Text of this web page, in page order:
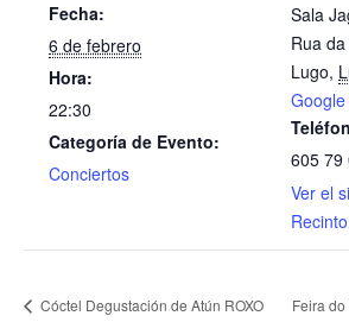
Fecha:
6 de febrero
Hora:
22:30
Categoría de Evento:
Conciertos
Sala
Rua
Lugo,
605 79
Ver el
Recinto
Cóctel Degustación de Atún ROXO Feira